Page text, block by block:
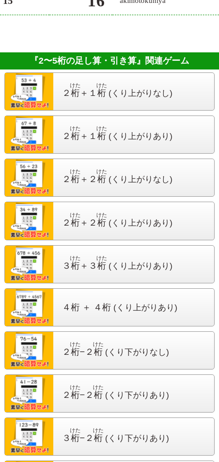
『2〜5桁の足し算・引き算』 関連ゲーム
２ 桁
けた
＋１ 桁
けた
(くり上がりなし)
２ 桁
けた
＋１ 桁
けた
(くり上がりあり)
２ 桁
けた
＋２ 桁
けた
(くり上がりなし)
２ 桁
けた
＋２ 桁
けた
(くり上がりあり)
３ 桁
けた
＋３ 桁
けた
(くり上がりあり)
４桁 ＋ ４桁(くり上がりあり)
２ 桁
けた
−２ 桁
けた
(くり下がりなし)
２ 桁
けた
−２ 桁
けた
(くり下がりあり)
３ 桁
けた
−２ 桁
けた
(くり下がりあり)